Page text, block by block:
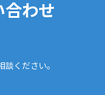
合わせ
ください。